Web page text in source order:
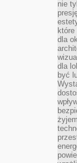
nie
dla
dla
być